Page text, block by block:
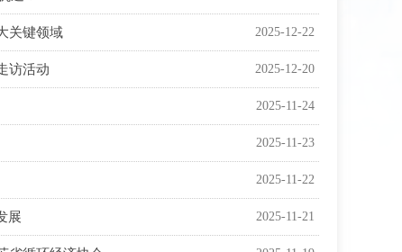
2025-12-22
关键领域
2025-12-20
访活动
2025-11-24
2025-11-23
2025-11-22
2025-11-21
展